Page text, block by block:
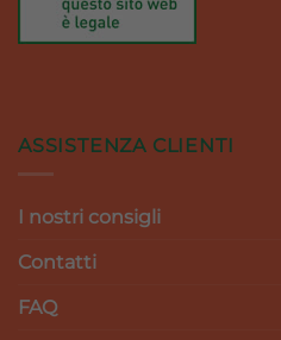
ASSISTENZA CLIENTI
I nostri consigli
Contatti
FAQ